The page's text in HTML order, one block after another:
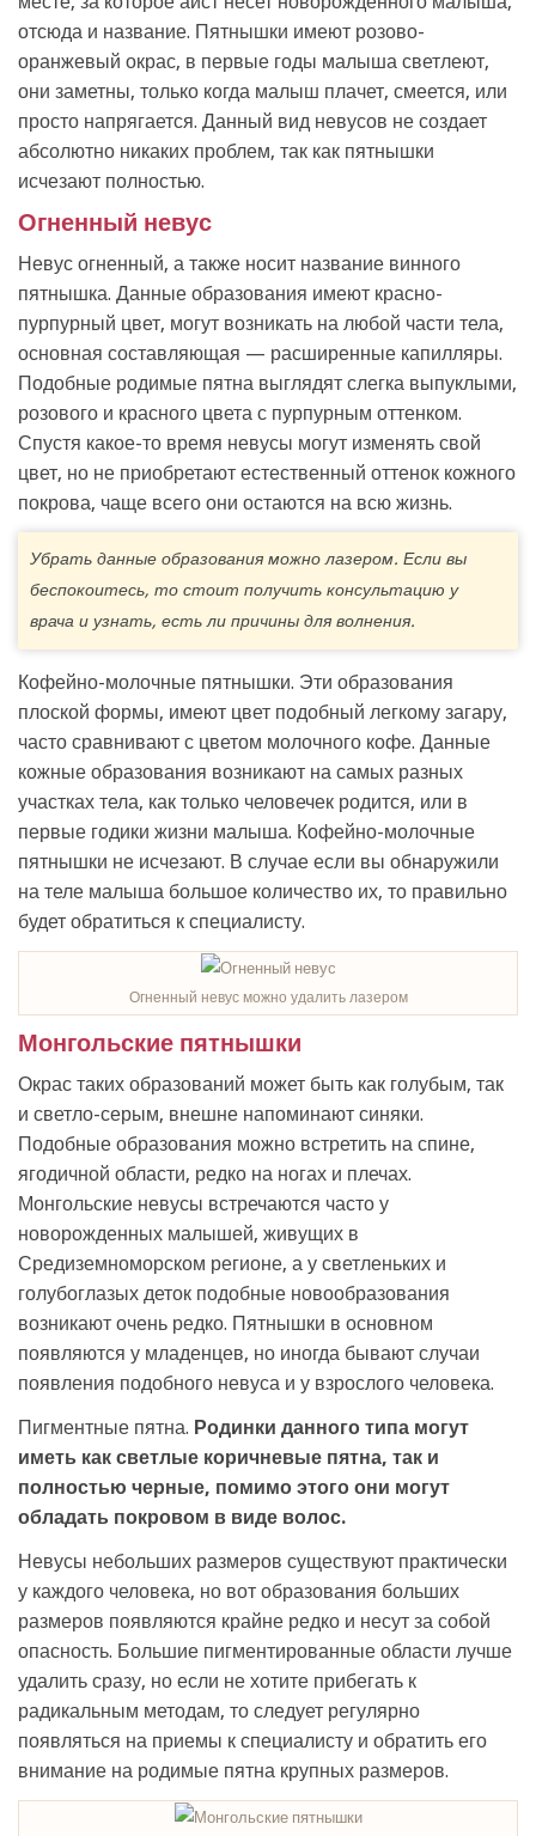
отсюда и название. Пятнышки имеют розово-
оранжевый окрас, в первые годы малыша светлеют,
они заметны, только когда малыш плачет, смеется, или
просто напрягается. Данный вид невусов не создает
абсолютно никаких проблем, так как пятнышки
исчезают полностью.
Огненный невус
Невус огненный, а также носит название винного
пятнышка. Данные образования имеют красно-
пурпурный цвет, могут возникать на любой части тела,
основная составляющая — расширенные капилляры.
Подобные родимые пятна выглядят слегка выпуклыми,
розового и красного цвета с пурпурным оттенком.
Спустя какое-то время невусы могут изменять свой
цвет, но не приобретают естественный оттенок кожного
покрова, чаще всего они остаются на всю жизнь.
Убрать данные образования можно лазером. Если вы
беспокоитесь, то стоит получить консультацию у
врача и узнать, есть ли причины для волнения.
Кофейно-молочные пятнышки. Эти образования
плоской формы, имеют цвет подобный легкому загару,
часто сравнивают с цветом молочного кофе. Данные
кожные образования возникают на самых разных
участках тела, как только человечек родится, или в
первые годики жизни малыша. Кофейно-молочные
пятнышки не исчезают. В случае если вы обнаружили
на теле малыша большое количество их, то правильно
будет обратиться к специалисту.
Огненный невус можно удалить лазером
Монгольские пятнышки
Окрас таких образований может быть как голубым, так
и светло-серым, внешне напоминают синяки.
Подобные образования можно встретить на спине,
ягодичной области, редко на ногах и плечах.
Монгольские невусы встречаются часто у
новорожденных малышей, живущих в
Средиземноморском регионе, а у светленьких и
голубоглазых деток подобные новообразования
возникают очень редко. Пятнышки в основном
появляются у младенцев, но иногда бывают случаи
появления подобного невуса и у взрослого человека.
Пигментные пятна. Родинки данного типа могут
иметь как светлые коричневые пятна, так и
полностью черные, помимо этого они могут
обладать покровом в виде волос.
Невусы небольших размеров существуют практически
у каждого человека, но вот образования больших
размеров появляются крайне редко и несут за собой
опасность. Большие пигментированные области лучше
удалить сразу, но если не хотите прибегать к
радикальным методам, то следует регулярно
появляться на приемы к специалисту и обратить его
внимание на родимые пятна крупных размеров.